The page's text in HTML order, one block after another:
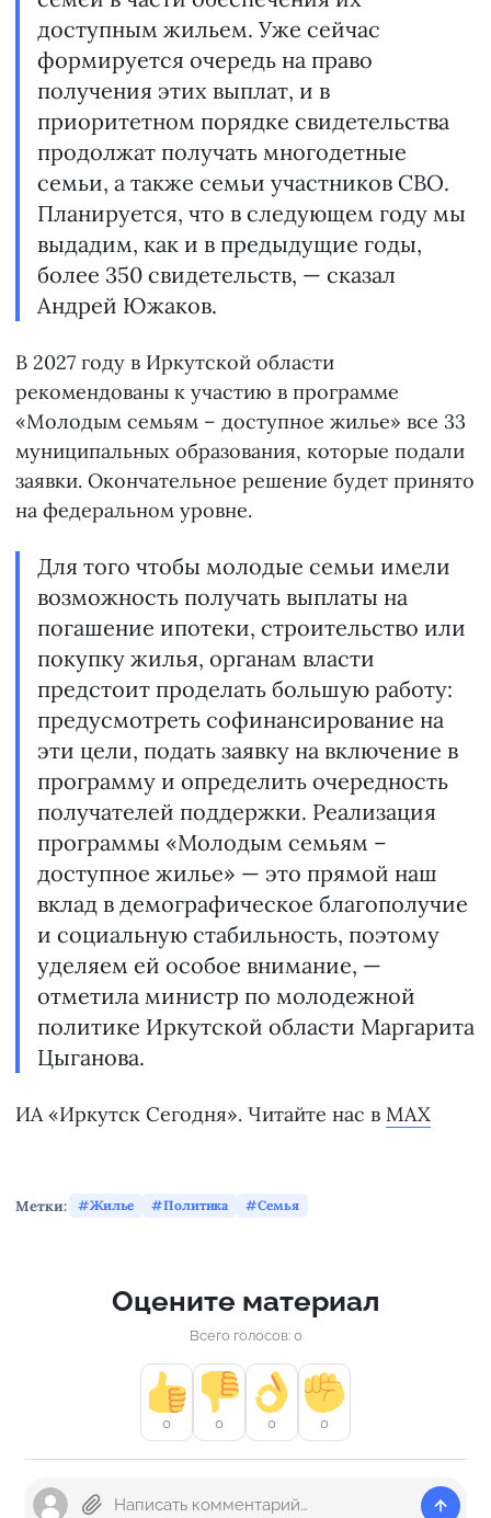
доступным жильем. Уже сейчас
формируется очередь на право
получения этих выплат, и в
приоритетном порядке свидетельства
продолжат получать многодетные
семьи, а также семьи участников СВО.
Планируется, что в следующем году мы
выдадим, как и в предыдущие годы,
более 350 свидетельств, — сказал
Андрей Южаков.
В 2027 году в Иркутской области
рекомендованы к участию в программе
«Молодым семьям – доступное жилье» все 33
муниципальных образования, которые подали
заявки. Окончательное решение будет принято
на федеральном уровне.
Для того чтобы молодые семьи имели
возможность получать выплаты на
погашение ипотеки, строительство или
покупку жилья, органам власти
предстоит проделать большую работу:
предусмотреть софинансирование на
эти цели, подать заявку на включение в
программу и определить очередность
получателей поддержки. Реализация
программы «Молодым семьям –
доступное жилье» — это прямой наш
вклад в демографическое благополучие
и социальную стабильность, поэтому
уделяем ей особое внимание, —
отметила министр по молодежной
политике Иркутской области Маргарита
Цыганова.
ИА «Иркутск Сегодня». Читайте нас в MAX
Метки: Жилье Политика Семья
Оцените материал
Всего голосов: 0
0 0 0 0